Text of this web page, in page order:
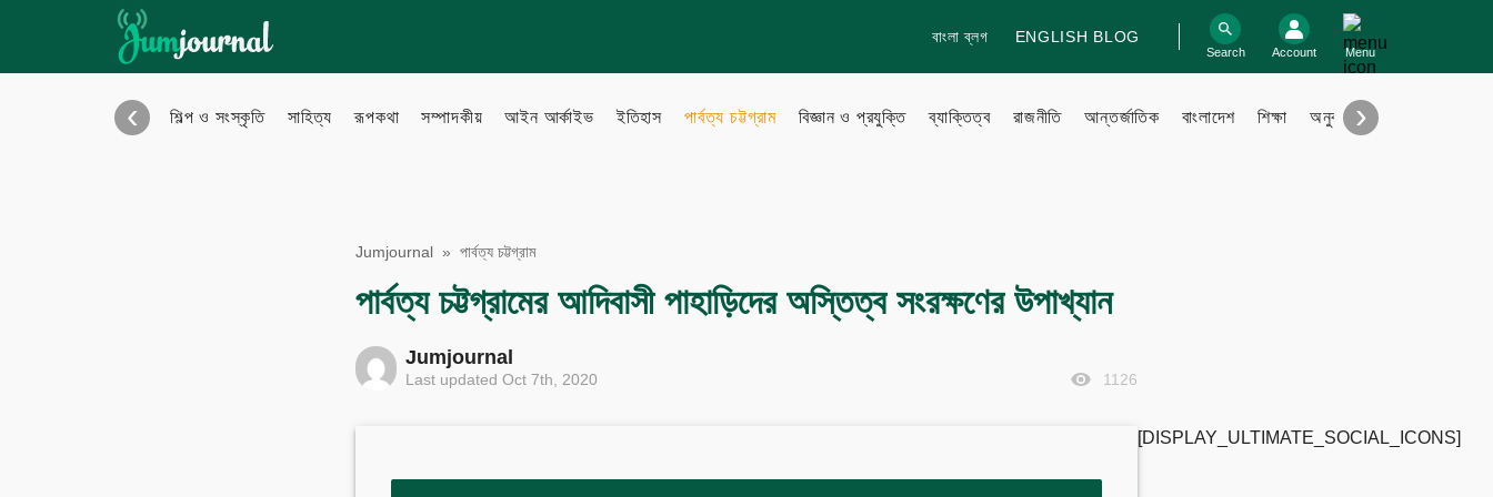
log In
English Blog
Photo Gallery
Video Archive
About Us
How to
Follow Us
বাংলা ব্লগ ENGLISH BLOG
Search Account Menu
শিল্প ও সংস্কৃতি সাহিত্য রূপকথা সম্পাদকীয় আইন আর্কাইভ ইতিহাস পার্বত্য চট্টগ্রাম বিজ্ঞান ও প্রযুক্তি ব্যাক্তিত্ব রাজনীতি আন্তর্জাতিক বাংলাদেশ শিক্ষা অনুবাদ বিবিধ
‹ ›
Jumjournal » পার্বত্য চট্টগ্রাম
পার্বত্য চট্টগ্রামের আদিবাসী পাহাড়িদের অস্তিত্ব সংরক্ষণের উপাখ্যান
Jumjournal
Last updated Oct 7th, 2020 1126
[DISPLAY_ULTIMATE_SOCIAL_ICONS]